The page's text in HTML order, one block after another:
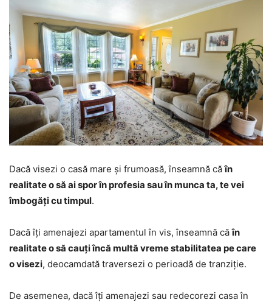
Dacă visezi o casă mare și frumoasă, înseamnă căîn
realitate o să ai spor în profesia sau în munca ta, te vei
îmbogăți cu timpul.
Dacă îți amenajezi apartamentul în vis, înseamnă căîn
realitate o să cauți încă multă vreme stabilitatea pe care
o visezi, deocamdată traversezi o perioadă de tranziție.
De asemenea, dacă îți amenajezi sau redecorezi casa în